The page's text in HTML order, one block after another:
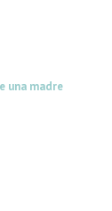
una madre